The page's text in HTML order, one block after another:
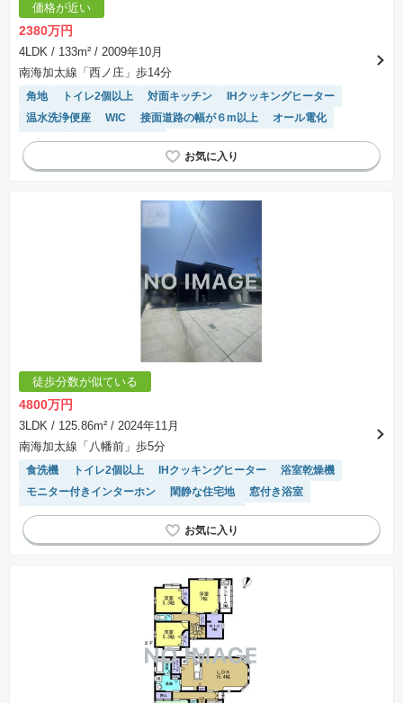
価格が近い
2380万円
4LDK / 133m² / 2009年10月
南海加太線「西ノ庄」歩14分
角地 トイレ2個以上 対面キッチン
IHクッキングヒーター
温水洗浄便座
WIC 接面道路の幅が６m以上
オール電化
平坦地
システムキッチン
徒歩分数が似ている
4800万円
3LDK / 125.86m² / 2024年11月
南海加太線「八幡前」歩5分
食洗機 トイレ2個以上 IHクッキングヒーター
浴室乾燥機
モニター付きインターホン
閑静な住宅地
窓付き浴室
温水洗浄便座
平坦地 システムキッチン